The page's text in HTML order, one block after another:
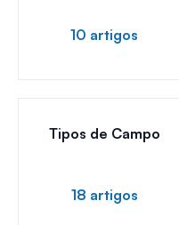
10 artigos
Tipos de Campo
18 artigos